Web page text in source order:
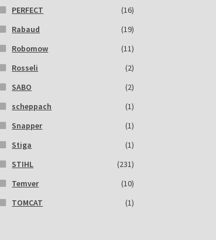
PERFECT
(16)
Rabaud
(19)
Robomow
(11)
Rosseli
(2)
SABO
(2)
scheppach
(1)
Snapper
(1)
Stiga
(1)
STIHL
(231)
Temver
(10)
TOMCAT
(1)